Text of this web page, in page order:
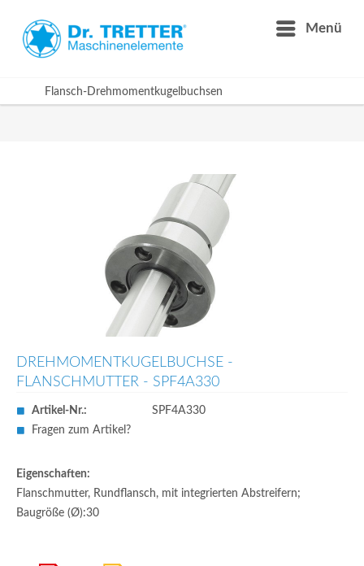
Menü
Flansch-Drehmomentkugelbuchsen
DREHMOMENTKUGELBUCHSE -
FLANSCHMUTTER - SPF4A330
Artikel-Nr.:
SPF4A330
Fragen zum Artikel?
Eigenschaften:
Flanschmutter, Rundflansch, mit integrierten Abstreifern;
Baugröße (Ø):30